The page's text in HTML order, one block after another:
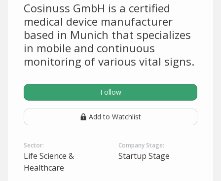
Cosinuss GmbH is a certified
medical device manufacturer
based in Munich that specializes
in mobile and continuous
monitoring of various vital signs.
Follow
Add to Watchlist
Sector:
Life Science &
Healthcare
Company Stage:
Startup Stage